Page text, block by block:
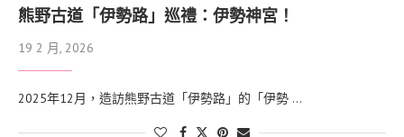
熊野古道「伊勢路」巡禮：伊勢神宮！
19 2 月, 2026
2025年12月，造訪熊野古道「伊勢路」的「伊勢 …